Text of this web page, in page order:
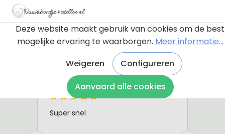
Deze website maakt gebruik van cookies om de best
mogelijke ervaring te waarborgen. Meer informatie...
Weigeren
Configureren
Aanvaard alle cookies